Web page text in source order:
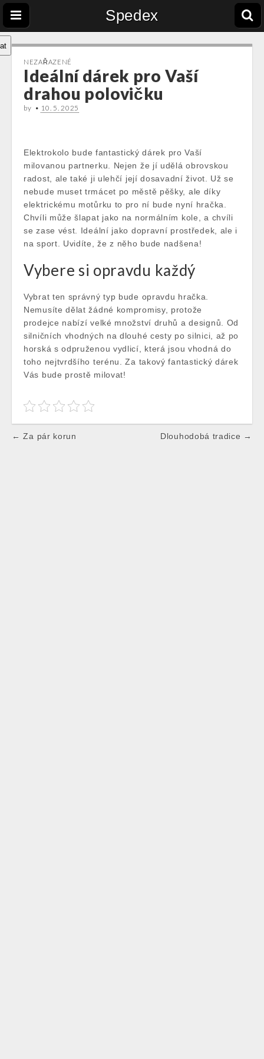
Spedex
NEZAŘAZENÉ
Ideální dárek pro Vaší
drahou polovičku
by • 10. 5. 2025
Elektrokolo bude fantastický dárek pro Vaší
milovanou partnerku. Nejen že jí udělá obrovskou
radost, ale také ji ulehčí její dosavadní život. Už se
nebude muset trmácet po městě pěšky, ale díky
elektrickému motůrku to pro ní bude nyní hračka.
Chvíli může šlapat jako na normálním kole, a chvíli
se zase vést. Ideální jako dopravní prostředek, ale i
na sport. Uvidíte, že z něho bude nadšena!
Vybere si opravdu každý
Vybrat ten správný typ bude opravdu hračka.
Nemusíte dělat žádné kompromisy, protože
prodejce nabízí velké množství druhů a designů. Od
silničních vhodných na dlouhé cesty po silnici, až po
horská s odpruženou vydlicí, která jsou vhodná do
toho nejtvrdšího terénu. Za takový fantastický dárek
Vás bude prostě milovat!
Post
← Za pár korun Dlouhodobá tradice →